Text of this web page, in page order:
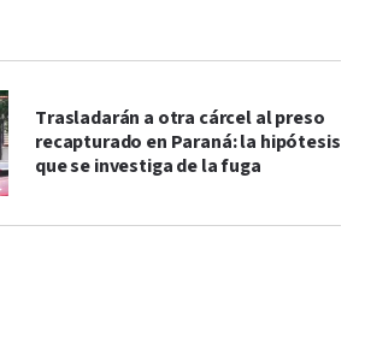
Trasladarán a otra cárcel al preso
recapturado en Paraná: la hipótesis
que se investiga de la fuga